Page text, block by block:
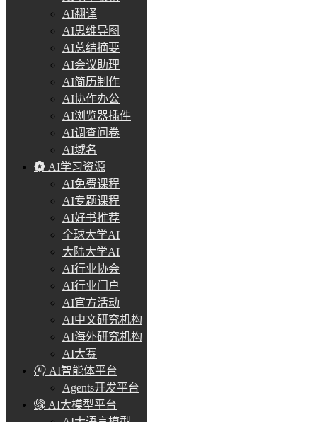
AI翻译
AI思维导图
AI总结摘要
AI会议助理
AI简历制作
AI协作办公
AI浏览器插件
AI调查问卷
AI域名
AI学习资源
AI免费课程
AI专题课程
AI好书推荐
全球大学AI
大陆大学AI
AI行业协会
AI行业门户
AI官方活动
AI中文研究机构
AI海外研究机构
AI大赛
AI智能体平台
Agents开发平台
AI大模型平台